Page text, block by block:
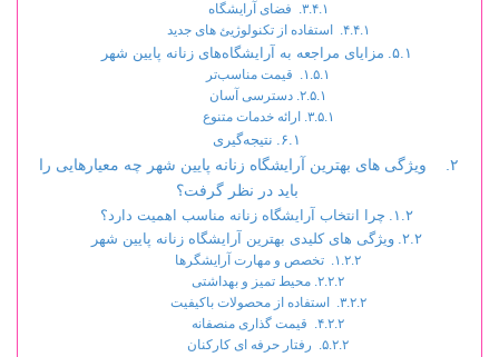
فضای آرایشگاه
استفاده از تکنولوژیئ های جدید
مزایای مراجعه به آرایشگاه‌های زنانه پایین شهر
قیمت مناسب‌تر
دسترسی آسان
ارائه خدمات متنوع
نتیجه‌گیری
ویژگی های بهترین آرایشگاه زنانه پایین شهر چه معیارهایی را
باید در نظر گرفت؟
چرا انتخاب آرایشگاه زنانه مناسب اهمیت دارد؟
ویژگی های کلیدی بهترین آرایشگاه زنانه پایین شهر
تخصص و مهارت آرایشگرها
محیط تمیز و بهداشتی
استفاده از محصولات باکیفیت
قیمت گذاری منصفانه
رفتار حرفه ای کارکنان